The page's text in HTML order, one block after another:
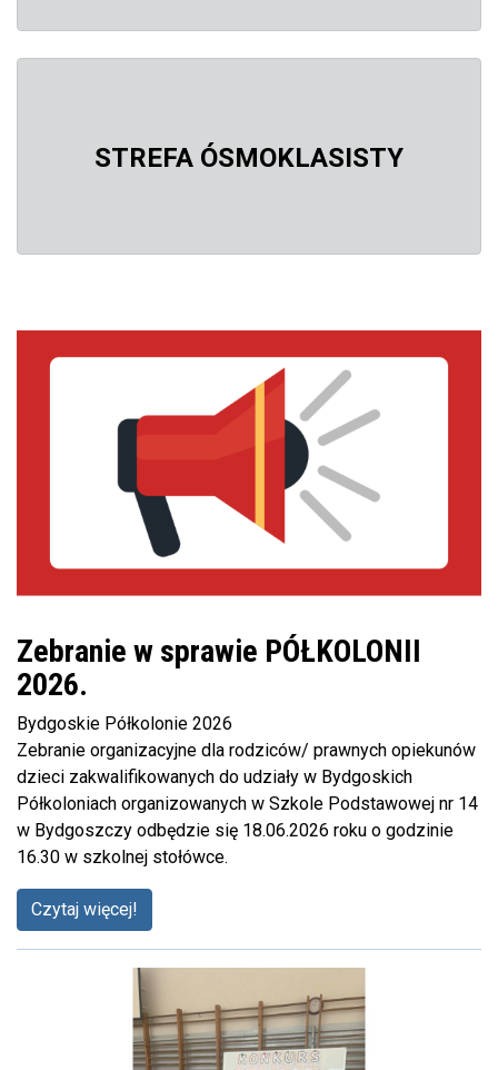
STREFA ÓSMOKLASISTY
Zebranie w sprawie PÓŁKOLONII
2026.
Bydgoskie Półkolonie 2026
Zebranie organizacyjne dla rodziców/ prawnych opiekunów
dzieci zakwalifikowanych do udziały w Bydgoskich
Półkoloniach organizowanych w Szkole Podstawowej nr 14
w Bydgoszczy odbędzie się 18.06.2026 roku o godzinie
16.30 w szkolnej stołówce.
Czytaj więcej!